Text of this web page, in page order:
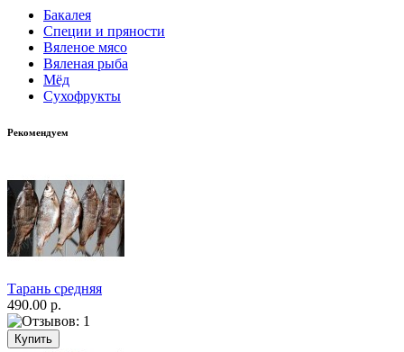
Бакалея
Специи и пряности
Вяленое мясо
Вяленая рыба
Мёд
Сухофрукты
Рекомендуем
Тарань средняя
490.00 р.